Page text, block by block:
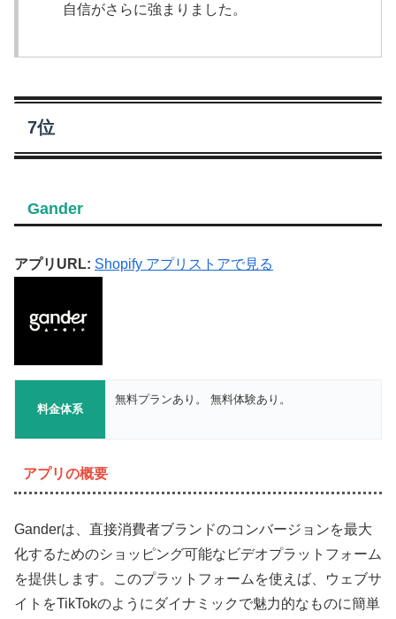
自信がさらに強まりました。
7位
Gander
アプリURL: Shopify アプリストアで見る
料金体系
無料プランあり。 無料体験あり。
アプリの概要
Ganderは、直接消費者ブランドのコンバージョンを最大
化するためのショッピング可能なビデオプラットフォーム
を提供します。このプラットフォームを使えば、ウェブサ
イトをTikTokのようにダイナミックで魅力的なものに簡単